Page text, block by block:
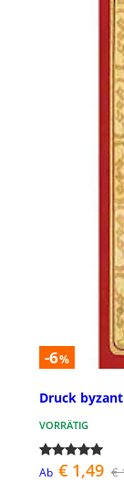
-6%
Druck
VORRÄTIG
Ab € 1,49 €